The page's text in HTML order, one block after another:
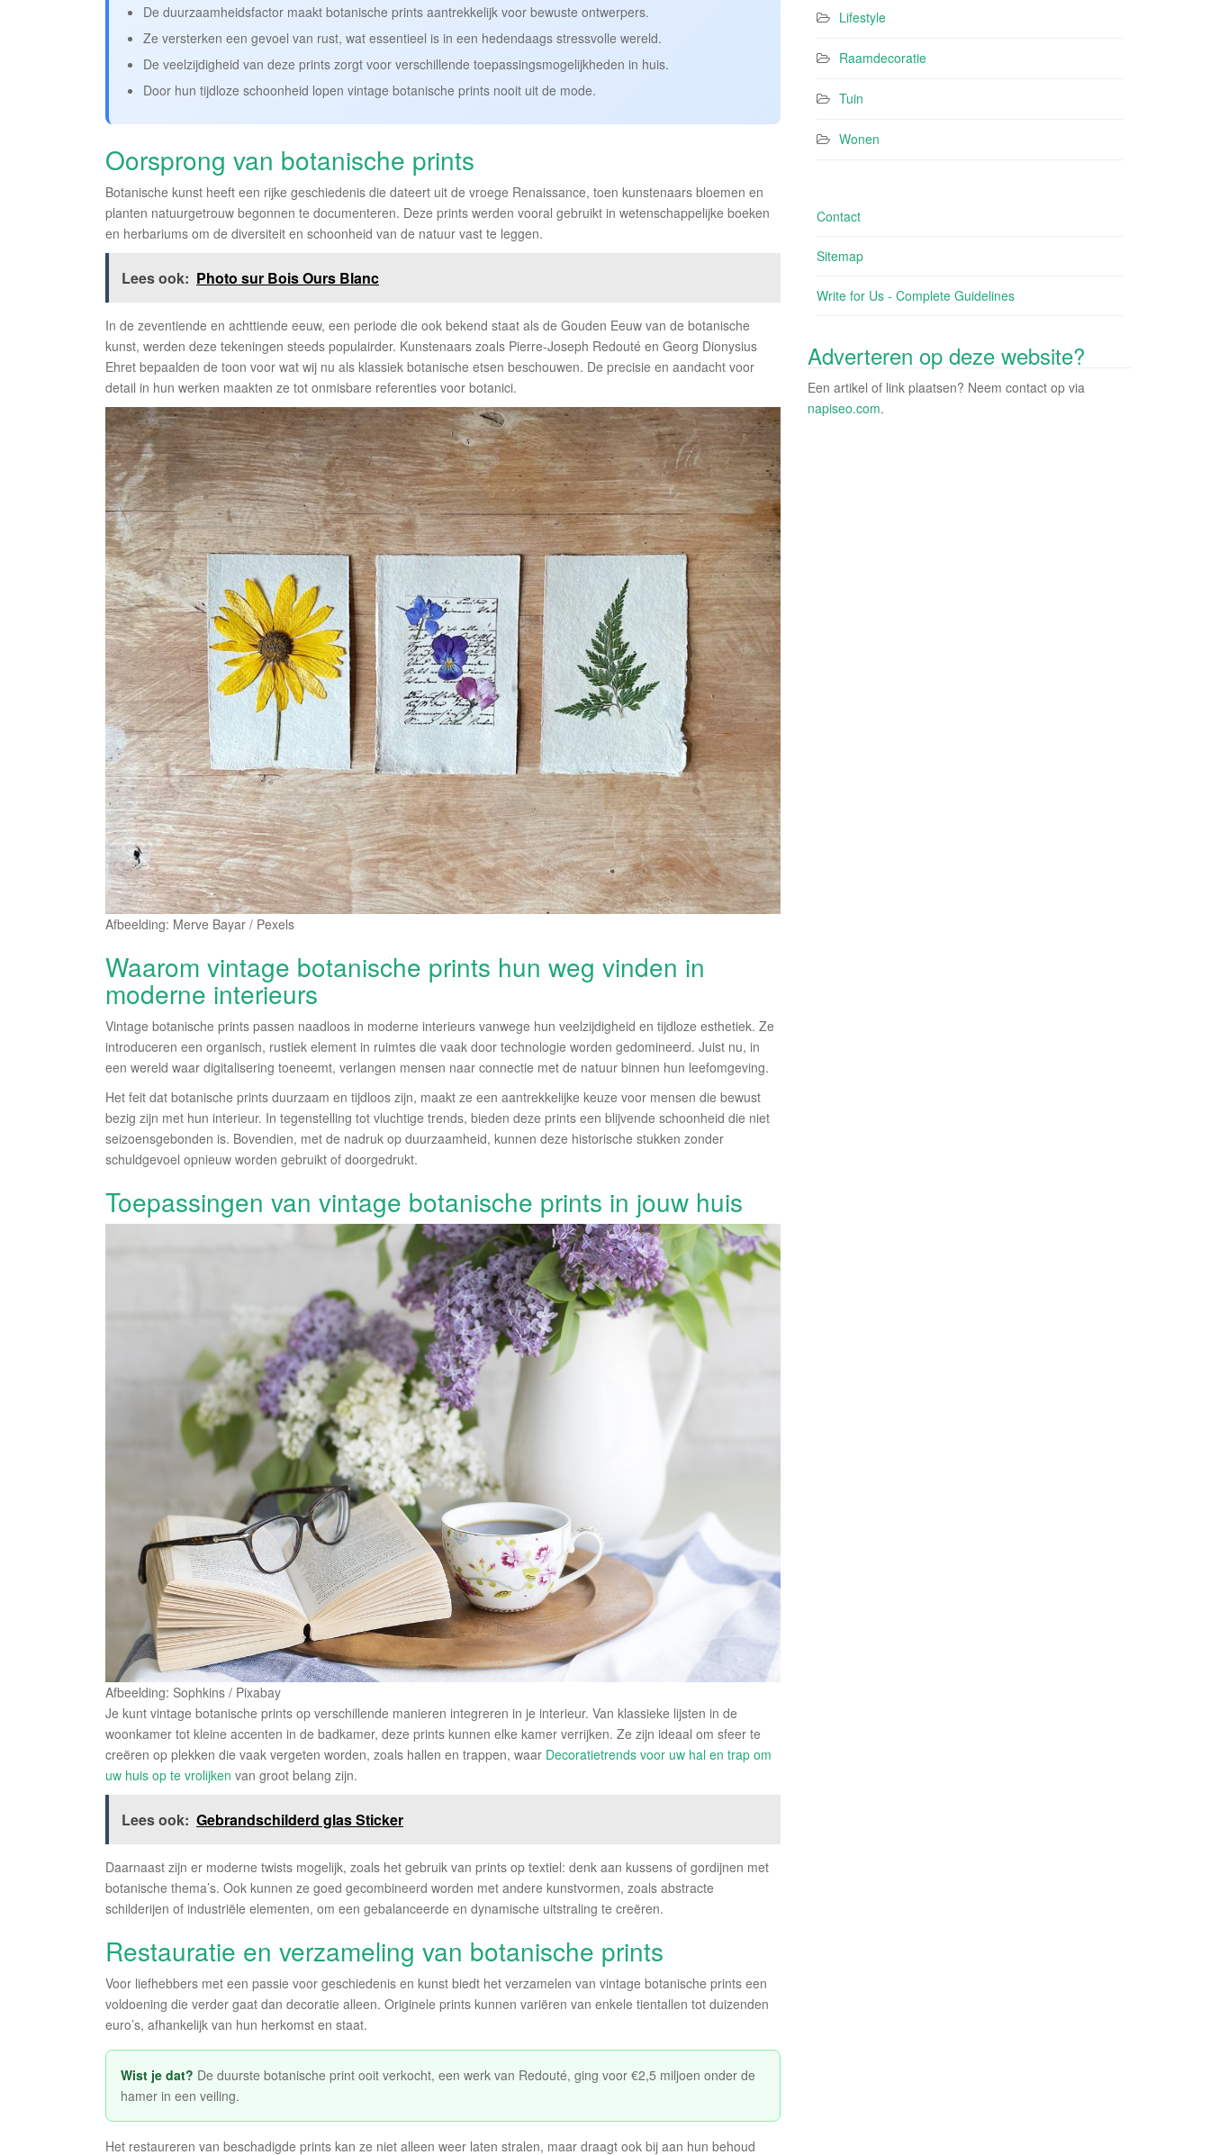
De duurzaamheidsfactor maakt botanische prints aantrekkelijk voor bewuste ontwerpers.
Ze versterken een gevoel van rust, wat essentieel is in een hedendaags stressvolle wereld.
De veelzijdigheid van deze prints zorgt voor verschillende toepassingsmogelijkheden in huis.
Door hun tijdloze schoonheid lopen vintage botanische prints nooit uit de mode.
Oorsprong van botanische prints
Botanische kunst heeft een rijke geschiedenis die dateert uit de vroege Renaissance, toen kunstenaars bloemen en
planten natuurgetrouw begonnen te documenteren. Deze prints werden vooral gebruikt in wetenschappelijke boeken
en herbariums om de diversiteit en schoonheid van de natuur vast te leggen.
Lees ook: Photo sur Bois Ours Blanc
In de zeventiende en achttiende eeuw, een periode die ook bekend staat als de Gouden Eeuw van de botanische
kunst, werden deze tekeningen steeds populairder. Kunstenaars zoals Pierre-Joseph Redouté en Georg Dionysius
Ehret bepaalden de toon voor wat wij nu als klassiek botanische etsen beschouwen. De precisie en aandacht voor
detail in hun werken maakten ze tot onmisbare referenties voor botanici.
Afbeelding: Merve Bayar / Pexels
Waarom vintage botanische prints hun weg vinden in
moderne interieurs
Vintage botanische prints passen naadloos in moderne interieurs vanwege hun veelzijdigheid en tijdloze esthetiek. Ze
introduceren een organisch, rustiek element in ruimtes die vaak door technologie worden gedomineerd. Juist nu, in
een wereld waar digitalisering toeneemt, verlangen mensen naar connectie met de natuur binnen hun leefomgeving.
Het feit dat botanische prints duurzaam en tijdloos zijn, maakt ze een aantrekkelijke keuze voor mensen die bewust
bezig zijn met hun interieur. In tegenstelling tot vluchtige trends, bieden deze prints een blijvende schoonheid die niet
seizoensgebonden is. Bovendien, met de nadruk op duurzaamheid, kunnen deze historische stukken zonder
schuldgevoel opnieuw worden gebruikt of doorgedrukt.
Toepassingen van vintage botanische prints in jouw huis
Afbeelding: Sophkins / Pixabay
Je kunt vintage botanische prints op verschillende manieren integreren in je interieur. Van klassieke lijsten in de
woonkamer tot kleine accenten in de badkamer, deze prints kunnen elke kamer verrijken. Ze zijn ideaal om sfeer te
creëren op plekken die vaak vergeten worden, zoals hallen en trappen, waar Decoratietrends voor uw hal en trap om
uw huis op te vrolijken van groot belang zijn.
Lees ook: Gebrandschilderd glas Sticker
Daarnaast zijn er moderne twists mogelijk, zoals het gebruik van prints op textiel: denk aan kussens of gordijnen met
botanische thema’s. Ook kunnen ze goed gecombineerd worden met andere kunstvormen, zoals abstracte
schilderijen of industriële elementen, om een gebalanceerde en dynamische uitstraling te creëren.
Restauratie en verzameling van botanische prints
Voor liefhebbers met een passie voor geschiedenis en kunst biedt het verzamelen van vintage botanische prints een
voldoening die verder gaat dan decoratie alleen. Originele prints kunnen variëren van enkele tientallen tot duizenden
euro’s, afhankelijk van hun herkomst en staat.
Wist je dat? De duurste botanische print ooit verkocht, een werk van Redouté, ging voor €2,5 miljoen onder de
hamer in een veiling.
Het restaureren van beschadigde prints kan ze niet alleen weer laten stralen, maar draagt ook bij aan hun behoud
Lifestyle
Raamdecoratie
Tuin
Wonen
Contact
Sitemap
Write for Us - Complete Guidelines
Adverteren op deze website?
Een artikel of link plaatsen? Neem contact op via
napiseo.com.